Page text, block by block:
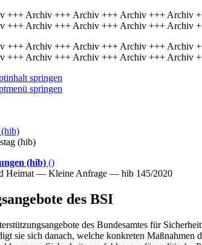
+++ Archiv +++ Archiv +++ Archiv +++ Archiv
+++ Archiv +++ Archiv +++ Archiv +++ Archiv
+++ Archiv +++ Archiv +++ Archiv +++ Archiv
+++ Archiv +++ Archiv +++ Archiv +++ Archiv
springen
springen
(hib)
(hib) ()
Heimat — Kleine Anfrage — hib 145/2020
des BSI
des Bundesamtes für
sie sich danach, welche konkreten Maßnahmen